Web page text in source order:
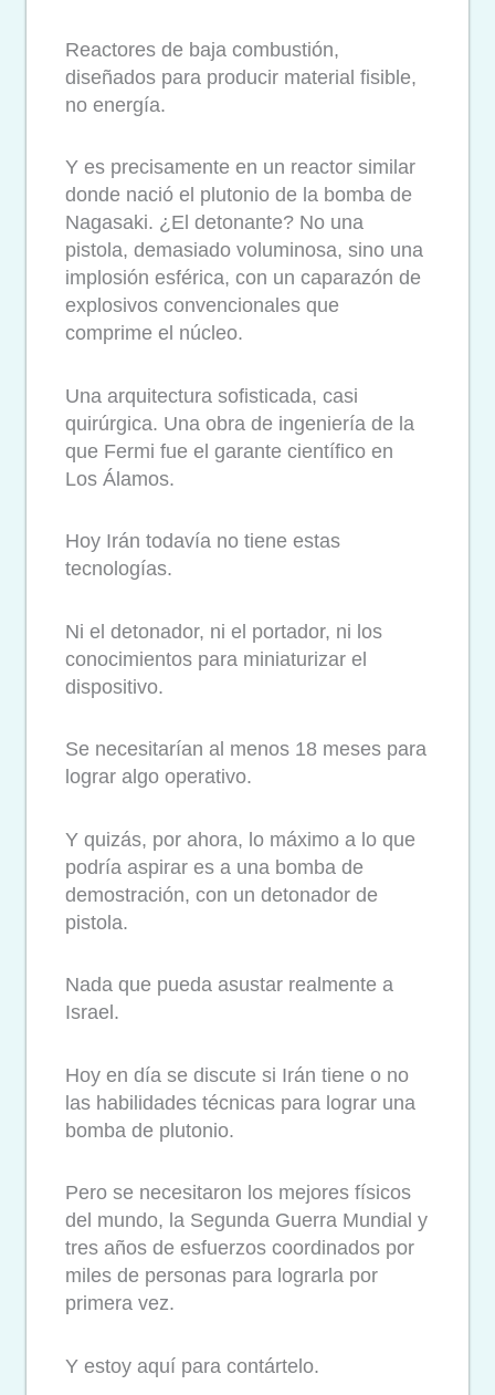
Reactores de baja combustión,
diseñados para producir material fisible,
no energía.
Y es precisamente en un reactor similar
donde nació el plutonio de la bomba de
Nagasaki. ¿El detonante? No una
pistola, demasiado voluminosa, sino una
implosión esférica, con un caparazón de
explosivos convencionales que
comprime el núcleo.
Una arquitectura sofisticada, casi
quirúrgica. Una obra de ingeniería de la
que Fermi fue el garante científico en
Los Álamos.
Hoy Irán todavía no tiene estas
tecnologías.
Ni el detonador, ni el portador, ni los
conocimientos para miniaturizar el
dispositivo.
Se necesitarían al menos 18 meses para
lograr algo operativo.
Y quizás, por ahora, lo máximo a lo que
podría aspirar es a una bomba de
demostración, con un detonador de
pistola.
Nada que pueda asustar realmente a
Israel.
Hoy en día se discute si Irán tiene o no
las habilidades técnicas para lograr una
bomba de plutonio.
Pero se necesitaron los mejores físicos
del mundo, la Segunda Guerra Mundial y
tres años de esfuerzos coordinados por
miles de personas para lograrla por
primera vez.
Y estoy aquí para contártelo.